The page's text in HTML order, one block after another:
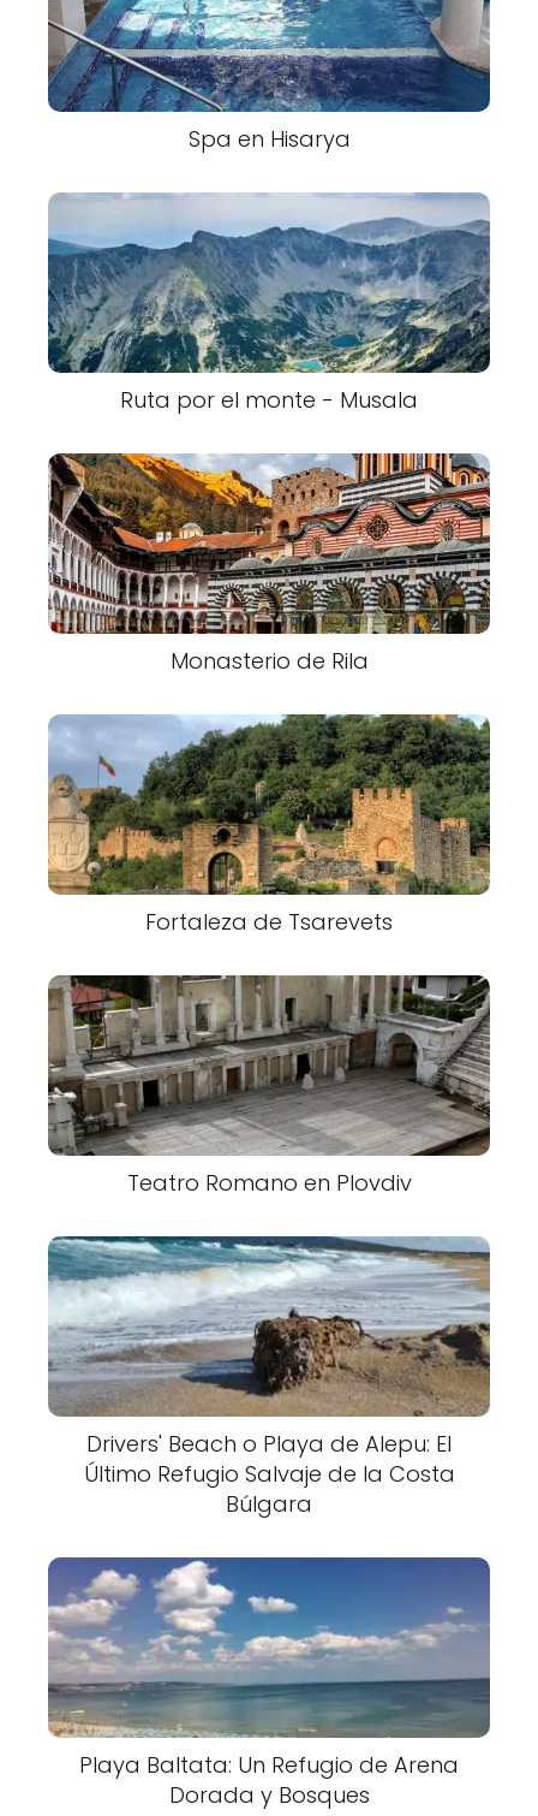
Spa en Hisarya
Ruta por el monte - Musala
Monasterio de Rila
Fortaleza de Tsarevets
Teatro Romano en Plovdiv
Drivers' Beach o Playa de Alepu: El
Último Refugio Salvaje de la Costa
Búlgara
Playa Baltata: Un Refugio de Arena
Dorada y Bosques